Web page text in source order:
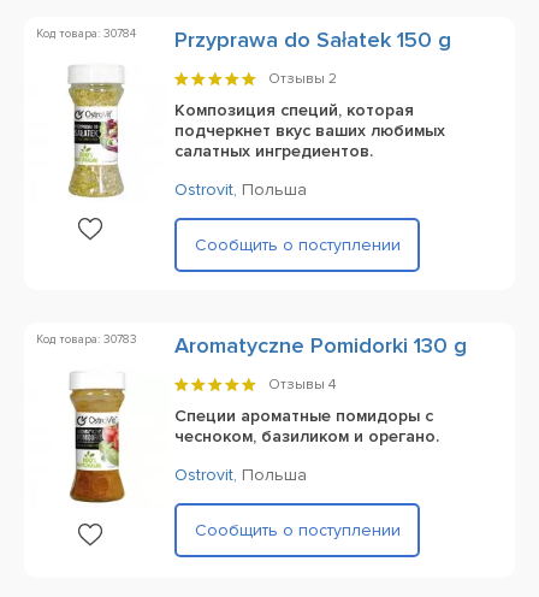
Код товара: 30784 Przyprawa do Sałatek 150 g
Отзывы 2
Композиция специй, которая
подчеркнет вкус ваших любимых
салатных ингредиентов.
Ostrovit, Польша
Сообщить о поступлении
Код товара: 30783 Aromatyczne Pomidorki 130 g
Отзывы 4
Специи ароматные помидоры с
чесноком, базиликом и орегано.
Ostrovit, Польша
Сообщить о поступлении